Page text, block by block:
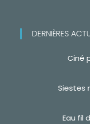
DERNIÈRES
Ciné
Siestes
Eau fil